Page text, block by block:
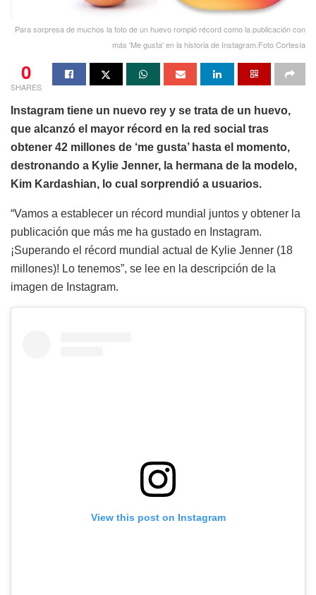
Para sorpresa de muchos la foto de un huevo rompió récord como la publicación con
más 'Me gusta' en la historia de Instagram.Foto Cortesía
0
SHARES
Instagram tiene un nuevo rey y se trata de un huevo,
que alcanzó el mayor récord en la red social tras
obtener 42 millones de ‘me gusta’ hasta el momento,
destronando a Kylie Jenner, la hermana de la modelo,
Kim Kardashian, lo cual sorprendió a usuarios.
“Vamos a establecer un récord mundial juntos y obtener la
publicación que más me ha gustado en Instagram.
¡Superando el récord mundial actual de Kylie Jenner (18
millones)! Lo tenemos”, se lee en la descripción de la
imagen de Instagram.
View this post on Instagram